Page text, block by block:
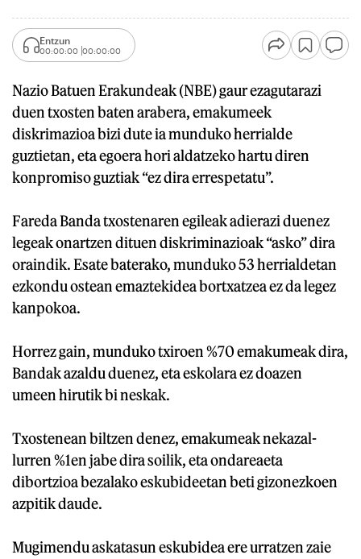
Entzun
00:00:00 00:00:00
Nazio Batuen Erakundeak (NBE) gaur ezagutarazi
duen txosten baten arabera, emakumeek
diskrimazioa bizi dute ia munduko herrialde
guztietan, eta egoera hori aldatzeko hartu diren
konpromiso guztiak “ez dira errespetatu”.
Fareda Banda txostenaren egileak adierazi duenez
legeak onartzen dituen diskriminazioak “asko” dira
oraindik. Esate baterako, munduko 53 herrialdetan
ezkondu ostean emaztekidea bortxatzea ez da legez
kanpokoa.
Horrez gain, munduko txiroen %70 emakumeak dira,
Bandak azaldu duenez, eta eskolara ez doazen
umeen hirutik bi neskak.
Txostenean biltzen denez, emakumeak nekazal-
lurren %1en jabe dira soilik, eta ondareaeta
dibortzioa bezalako eskubideetan beti gizonezkoen
azpitik daude.
Mugimendu askatasun eskubidea ere urratzen zaie